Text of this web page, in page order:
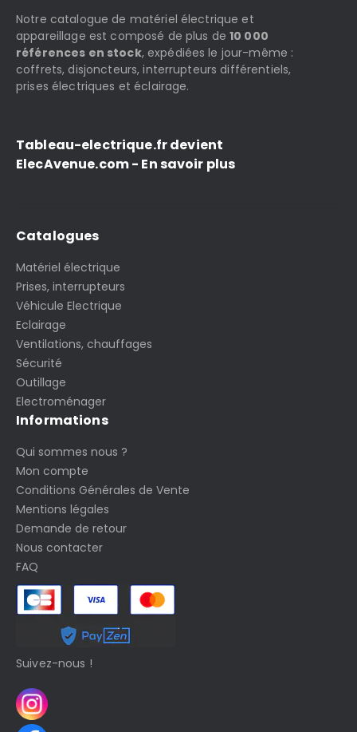
Notre catalogue de matériel électrique et
appareillage est composé de plus de10 000
références en stock, expédiées le jour-même :
coffrets, disjoncteurs, interrupteurs différentiels,
prises électriques et éclairage.
Tableau-electrique.fr devient
ElecAvenue.com - En savoir plus
Catalogues
Matériel électrique
Prises, interrupteurs
Véhicule Electrique
Eclairage
Ventilations, chauffages
Sécurité
Outillage
Electroménager
Informations
Qui sommes nous ?
Mon compte
Conditions Générales de Vente
Mentions légales
Demande de retour
Nous contacter
FAQ
Suivez-nous !